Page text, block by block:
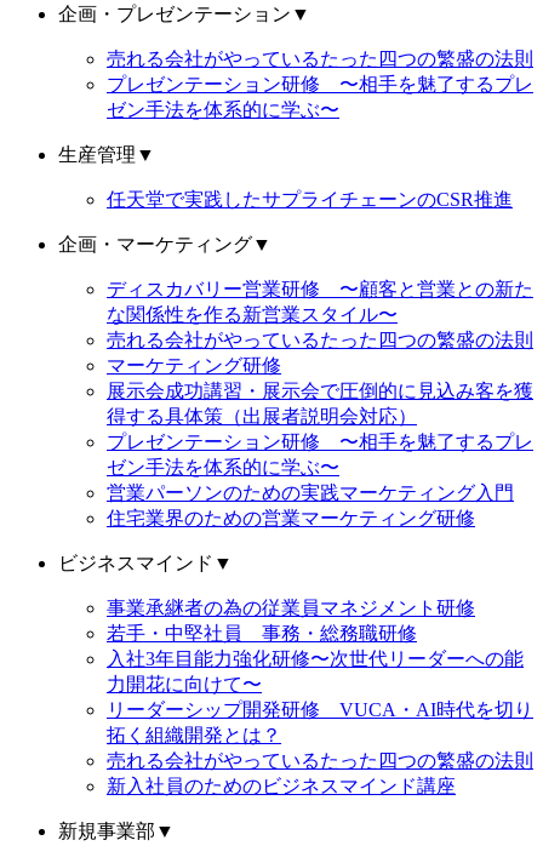
企画・プレゼンテーション ▼
売れる会社がやっているたった四つの繁盛の法則
プレゼンテーション研修 〜相手を魅了するプレ
ゼン手法を体系的に学ぶ〜
生産管理 ▼
任天堂で実践したサプライチェーンのCSR推進
企画・マーケティング▼
ディスカバリー営業研修 〜顧客と営業との新た
な関係性を作る新営業スタイル〜
売れる会社がやっているたった四つの繁盛の法則
マーケティング研修
展示会成功講習・展示会で圧倒的に見込み客を獲
得する具体策（出展者説明会対応）
プレゼンテーション研修 〜相手を魅了するプレ
ゼン手法を体系的に学ぶ〜
営業パーソンのための実践マーケティング入門
住宅業界のための営業マーケティング研修
ビジネスマインド ▼
事業承継者の為の従業員マネジメント研修
若手・中堅社員 事務・総務職研修
入社3年目能力強化研修〜次世代リーダーへの能
力開花に向けて〜
リーダーシップ開発研修 VUCA・AI時代を切り
拓く組織開発とは？
売れる会社がやっているたった四つの繁盛の法則
新入社員のためのビジネスマインド講座
新規事業部 ▼